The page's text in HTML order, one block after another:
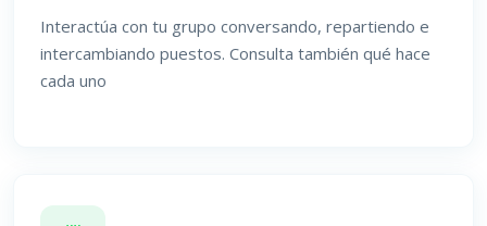
Interactúa con tu grupo conversando, repartiendo e
intercambiando puestos. Consulta también qué hace
cada uno